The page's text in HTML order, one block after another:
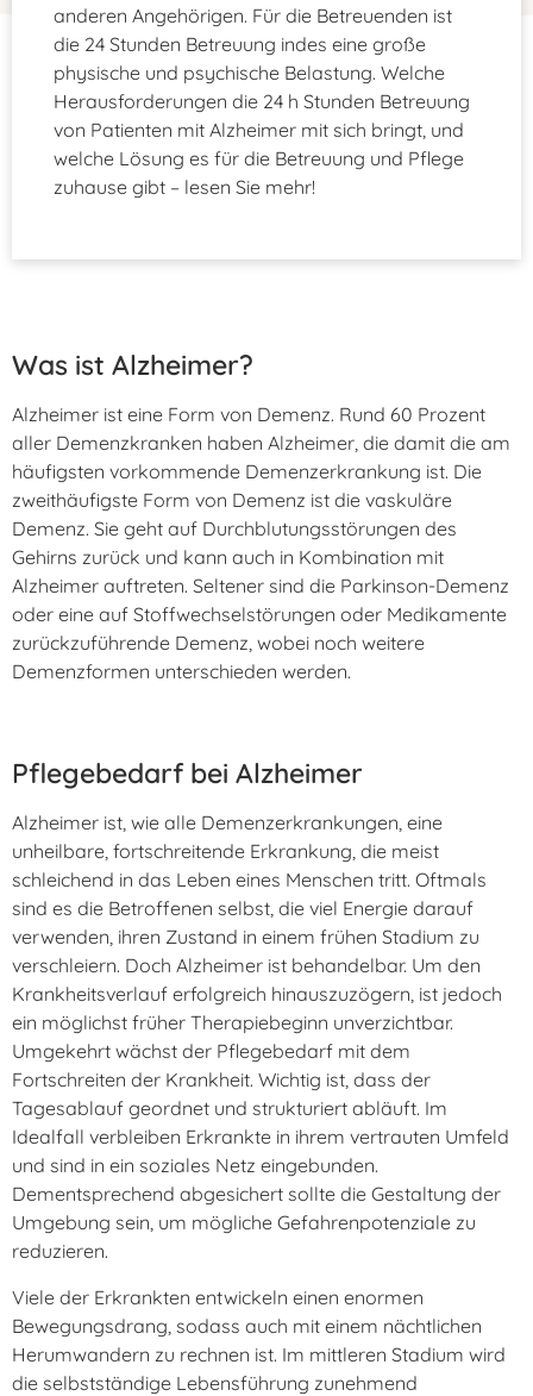
anderen Angehörigen. Für die Betreuenden ist
die 24 Stunden Betreuung indes eine große
physische und psychische Belastung. Welche
Herausforderungen die 24 h Stunden Betreuung
von Patienten mit Alzheimer mit sich bringt, und
welche Lösung es für die Betreuung und Pflege
zuhause gibt – lesen Sie mehr!
Was ist Alzheimer?
Alzheimer ist eine Form von Demenz. Rund 60 Prozent
aller Demenzkranken haben Alzheimer, die damit die am
häufigsten vorkommende Demenzerkrankung ist. Die
zweithäufigste Form von Demenz ist die vaskuläre
Demenz. Sie geht auf Durchblutungsstörungen des
Gehirns zurück und kann auch in Kombination mit
Alzheimer auftreten. Seltener sind die Parkinson-Demenz
oder eine auf Stoffwechselstörungen oder Medikamente
zurückzuführende Demenz, wobei noch weitere
Demenzformen unterschieden werden.
Pflegebedarf bei Alzheimer
Alzheimer ist, wie alle Demenzerkrankungen, eine
unheilbare, fortschreitende Erkrankung, die meist
schleichend in das Leben eines Menschen tritt. Oftmals
sind es die Betroffenen selbst, die viel Energie darauf
verwenden, ihren Zustand in einem frühen Stadium zu
verschleiern. Doch Alzheimer ist behandelbar. Um den
Krankheitsverlauf erfolgreich hinauszuzögern, ist jedoch
ein möglichst früher Therapiebeginn unverzichtbar.
Umgekehrt wächst der Pflegebedarf mit dem
Fortschreiten der Krankheit. Wichtig ist, dass der
Tagesablauf geordnet und strukturiert abläuft. Im
Idealfall verbleiben Erkrankte in ihrem vertrauten Umfeld
und sind in ein soziales Netz eingebunden.
Dementsprechend abgesichert sollte die Gestaltung der
Umgebung sein, um mögliche Gefahrenpotenziale zu
reduzieren.
Viele der Erkrankten entwickeln einen enormen
Bewegungsdrang, sodass auch mit einem nächtlichen
Herumwandern zu rechnen ist. Im mittleren Stadium wird
die selbstständige Lebensführung zunehmend